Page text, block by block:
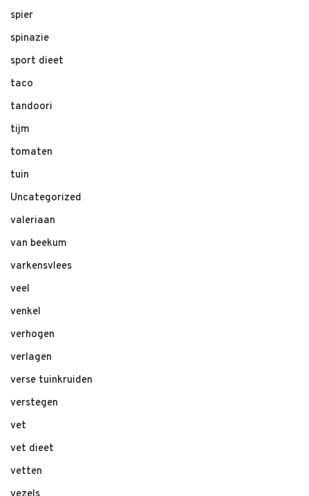
spier
spinazie
sport dieet
taco
tandoori
tijm
tomaten
tuin
Uncategorized
valeriaan
van beekum
varkensvlees
veel
venkel
verhogen
verlagen
verse tuinkruiden
verstegen
vet
vet dieet
vetten